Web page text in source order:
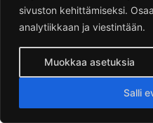
sivuston kehittämiseksi.
analytiikkaan ja viestintään.
Muokkaa asetuksia
Salli